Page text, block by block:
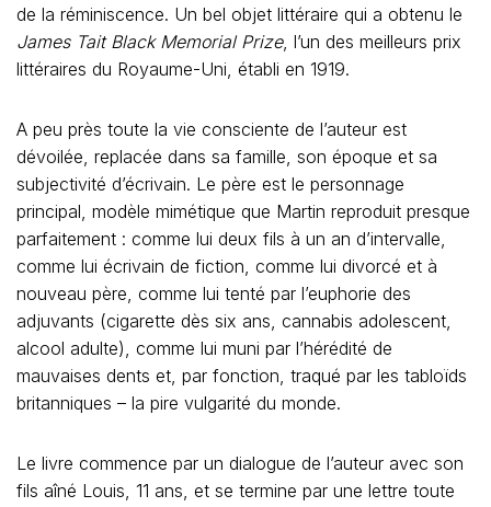
de la réminiscence. Un bel objet littéraire qui a obtenu le
James Tait Black Memorial Prize, l’un des meilleurs prix
littéraires du Royaume-Uni, établi en 1919.
A peu près toute la vie consciente de l’auteur est
dévoilée, replacée dans sa famille, son époque et sa
subjectivité d’écrivain. Le père est le personnage
principal, modèle mimétique que Martin reproduit presque
parfaitement : comme lui deux fils à un an d’intervalle,
comme lui écrivain de fiction, comme lui divorcé et à
nouveau père, comme lui tenté par l’euphorie des
adjuvants (cigarette dès six ans, cannabis adolescent,
alcool adulte), comme lui muni par l’hérédité de
mauvaises dents et, par fonction, traqué par les tabloïds
britanniques – la pire vulgarité du monde.
Le livre commence par un dialogue de l’auteur avec son
fils aîné Louis, 11 ans, et se termine par une lettre toute